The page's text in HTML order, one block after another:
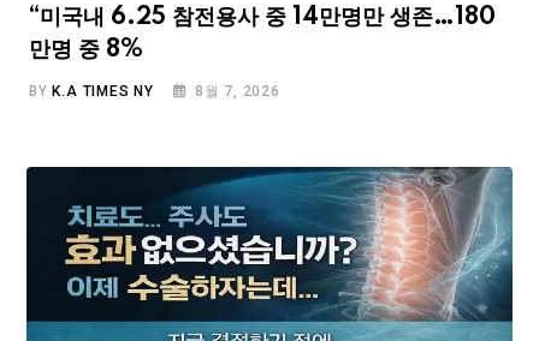
“미국내 6.25 참전용사 중 14만명만 생존…180
만명 중 8%
BY K.A TIMES NY 8월 7, 2026